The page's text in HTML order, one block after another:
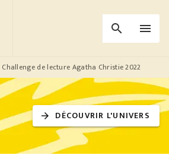
search menu
Challenge de lecture Agatha Christie 2022
arrow_forward DÉCOUVRIR L'UNIVERS